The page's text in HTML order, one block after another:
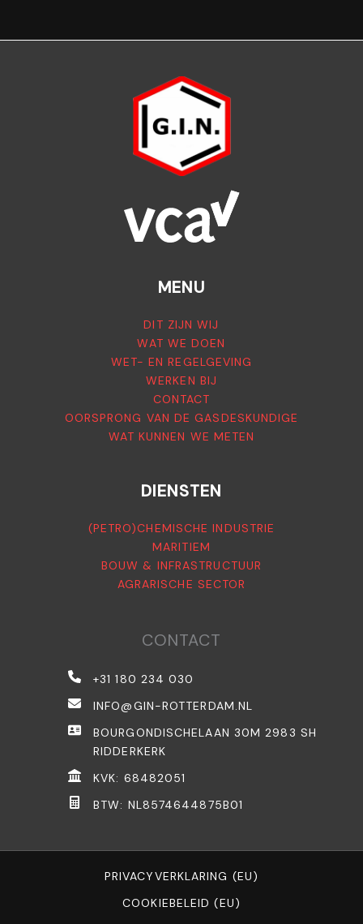
MENU
DIT ZIJN WIJ
WAT WE DOEN
WET- EN REGELGEVING
WERKEN BIJ
CONTACT
OORSPRONG VAN DE GASDESKUNDIGE
WAT KUNNEN WE METEN
DIENSTEN
(PETRO)CHEMISCHE INDUSTRIE
MARITIEM
BOUW & INFRASTRUCTUUR
AGRARISCHE SECTOR
CONTACT
+31 180 234 030
INFO@GIN-ROTTERDAM.NL
BOURGONDISCHELAAN 30M 2983 SH
RIDDERKERK
KVK: 68482051
BTW: NL8574644875B01
PRIVACYVERKLARING (EU)
COOKIEBELEID (EU)